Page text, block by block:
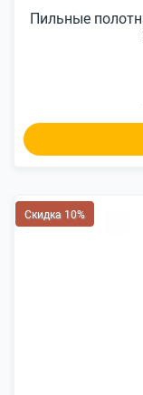
Пильные
Скидка 10%